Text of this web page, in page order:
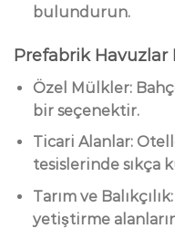
bulundurun.
Prefabrik Havuzlar
Özel Mülkler:
bir seçenektir.
Ticari Alanlar:
tesislerinde sıkça
Tarım ve Balıkçılık:
yetiştirme